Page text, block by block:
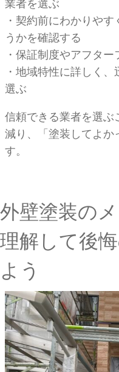
業者を選ぶ
・契約前にわかりや
うかを確認する
・保証制度やアフタ
・地域特性に詳しく
選ぶ
信頼できる業者を選ぶ
減り、「塗装してよか
す。
外壁塗装の
理解して後
よう